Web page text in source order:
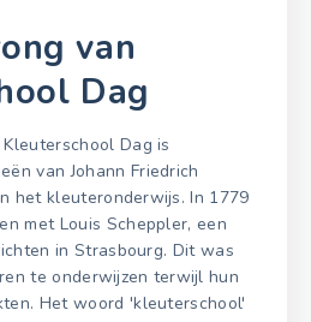
van
Dag
Dag is
van Johann Friedrich
het kleuteronderwijs. In 1779
met Louis Scheppler, een
in Strasbourg. Dit was
te onderwijzen terwijl hun
Het woord 'kleuterschool'